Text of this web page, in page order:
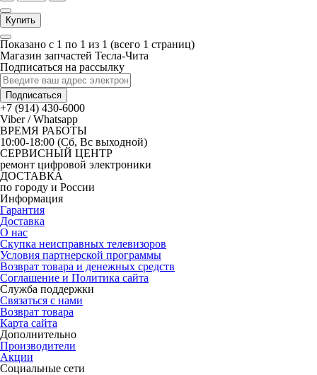
Купить
Показано с 1 по 1 из 1 (всего 1 страниц)
Магазин запчастей Тесла-Чита
Подписаться на рассылку
Подписаться
+7 (914) 430-6000
Viber / Whatsapp
ВРЕМЯ РАБОТЫ
10:00-18:00 (Сб, Вс выходной)
СЕРВИСНЫЙ ЦЕНТР
ремонт цифровой электроники
ДОСТАВКА
по городу и России
Информация
Гарантия
Доставка
О нас
Скупка неисправных телевизоров
Условия партнерской программы
Возврат товара и денежных средств
Соглашение и Политика сайта
Служба поддержки
Связаться с нами
Возврат товара
Карта сайта
Дополнительно
Производители
Акции
Социальные сети